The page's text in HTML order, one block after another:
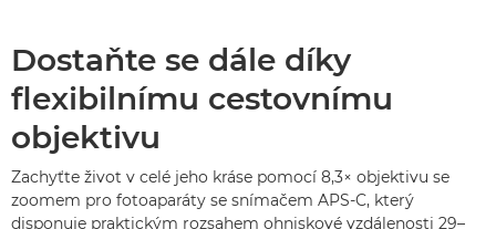
Dostaňte se dále díky
flexibilnímu cestovnímu
objektivu
Zachyťte život v celé jeho kráse pomocí 8,3× objektivu se
zoomem pro fotoaparáty se snímačem APS-C, který
disponuje praktickým rozsahem ohniskové vzdálenosti 29–